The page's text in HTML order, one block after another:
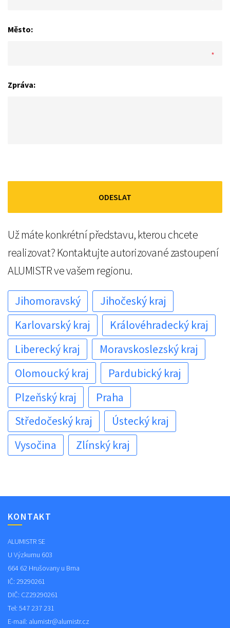
Město:
Zpráva:
Už máte konkrétní představu, kterou chcete
realizovat? Kontaktujte autorizované zastoupení
ALUMISTR ve vašem regionu.
Jihomoravský
Jihočeský kraj
Karlovarský kraj
Královéhradecký kraj
Liberecký kraj
Moravskoslezský kraj
Olomoucký kraj
Pardubický kraj
Plzeňský kraj
Praha
Středočeský kraj
Ústecký kraj
Vysočina
Zlínský kraj
KONTAKT
ALUMISTR SE
U Výzkumu 603
664 62 Hrušovany u Brna
IČ: 29290261
DIČ: CZ29290261
Tel: 547 237 231
E-mail: alumistr@alumistr.cz